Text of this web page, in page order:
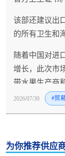
该部还建议出
的所有卫生和
随着中国对进
增长，此次市
带水果生产商
2026/07/30 #贸
为你推荐供应